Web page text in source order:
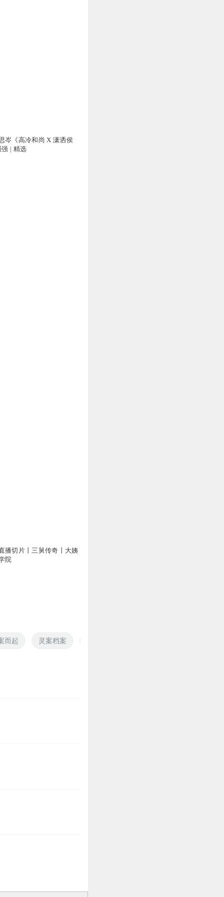
岑《高冷和尚 X 潇洒侯
| 精选
播切片丨三舅传奇丨大姨
院
而起 灵案档案